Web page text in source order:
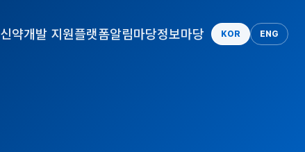
신약개발 지원플랫폼알림마당정보마당 KOR ENG